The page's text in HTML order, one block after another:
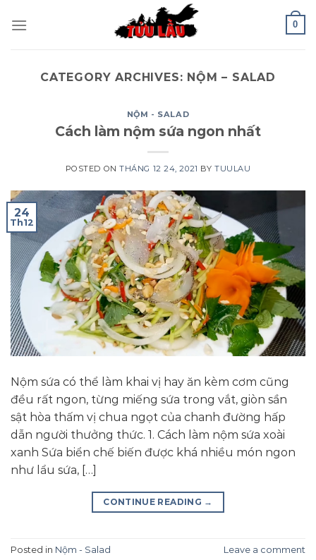
0
CATEGORY ARCHIVES: NỘM – SALAD
NỘM - SALAD
Cách làm nộm sứa ngon nhất
POSTED ONTHÁNG 12 24, 2021 BY TUULAU
24
Th12
Nộm sứa có thể làm khai vị hay ăn kèm cơm cũng
đều rất ngon, từng miếng sứa trong vắt, giòn sần
sật hòa thấm vị chua ngọt của chanh đường hấp
dẫn người thưởng thức. 1. Cách làm nộm sứa xoài
xanh Sứa biển chế biến được khá nhiều món ngon
như lẩu sứa, […]
CONTINUE READING →
Posted in Nộm - Salad Leave a comment